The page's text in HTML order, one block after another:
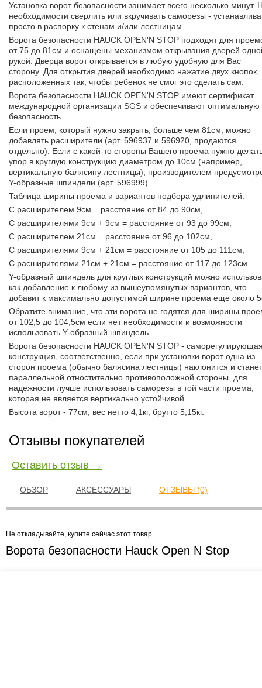
Установка ворот безопасности занимает всего несколько минут.
необходимости сверлить или вкручивать саморезы -
просто в распорку к стенам и/или лестницам.
Ворота безопасности HAUCK OPEN'N STOP подходят для
от 75 до 81см и оснащены механизмом открывания дверей
рукой. Дверца ворот открывается в любую удобную для Вас
сторону. Для открытия дверей необходимо нажатие двух кнопок,
расположенных так, чтобы ребенок не смог это сделать сам.
Ворота безопасности HAUCK OPEN'N STOP имеют сертификат
международной организации SGS и обеспечивают оптимальную
безопасность.
Если проем, который нужно закрыть, больше чем 81см, можно
добавлять расширители (арт. 596937 и 596920, продаются
отдельно). Если с какой-то стороны Вашего проема нужно
упор в круглую конструкцию диаметром до 10см (например,
вертикальную балясину лестницы), производителем
Y-образные шпиндели (арт. 596999).
Таблица ширины проема и вариантов подбора удлинителей:
С расширителем 9см = расстояние от 84 до 90см,
С расширителями 9см + 9см = расстояние от 93 до 99см,
С расширителем 21см = расстояние от 96 до 102см,
С расширителями 9см + 21см = расстояние от 105 до 111см,
С расширителями 21см + 21см = расстояние от 117 до 123см.
Y-образный шпиндель для круглых конструкций можно
как добавление к любому из вышеупомянутых вариантов, что
добавит к максимально допустимой ширине проема еще около
Обратите внимание, что эти ворота не годятся для ширины
от 102,5 до 104,5см если нет необходимости и возможности
использовать Y-образный шпиндель.
Ворота безопасности HAUCK OPEN'N STOP -
конструкция, соответственно, если при установки ворот одна из
сторон проема (обычно балясина лестницы) наклонится и
параллельной отностительно противоположной стороны, для
надежности лучше использовать саморезы в той части проема,
которая не является вертикально устойчивой.
Высота ворот - 77см, вес нетто 4,1кг, брутто 5,15кг.
Отзывы покупателей
Оставить отзыв →
ОБЗОР АКСЕССУАРЫ ОТЗЫВЫ (0)
Не откладывайте, купите сейчас этот товар
Ворота безопасности Hauck Open N Stop